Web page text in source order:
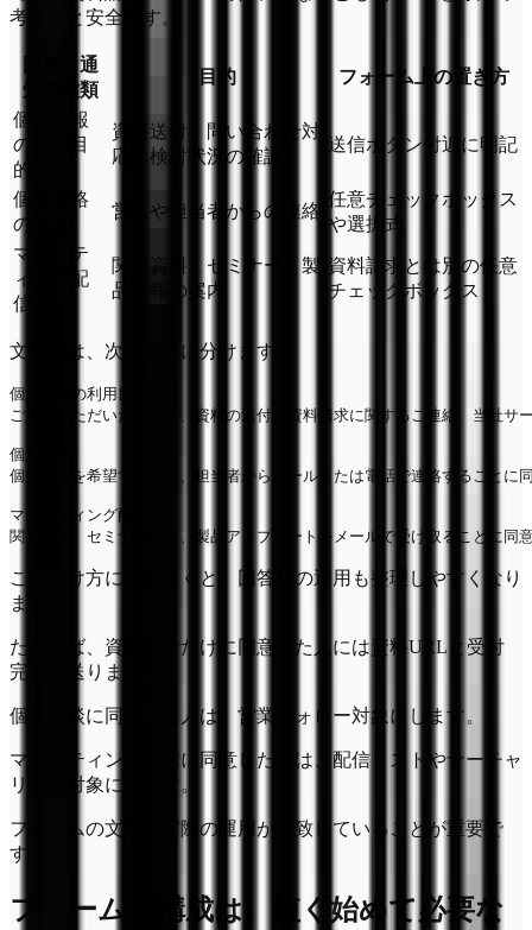
考えると安全です。
同意・通
知の種類
目的 フォーム上の置き方
個人情報
の利用目
的
資料送付、問い合わせ対
応、検討状況の確認
送信ボタン付近に明記
個別連絡
の可否
営業や担当者からの連絡
任意チェックボックス
や選択式
マーケテ
ィング配
信
関連資料、セミナー、製
品情報の案内
資料請求とは別の任意
チェックボックス
文面例は、次のように分けます。
個人情報の利用目的:
ご入力いただいた情報は、資料の送付、資料請求に関するご連絡、当社サ
個別連絡:
個別相談を希望する場合、担当者からメールまたは電話で連絡することに
マーケティング配信:
この分け方にしておくと、回答後の運用も整理しやすくなり
ます。
たとえば、資料送付だけに同意した人には資料URLと受付
完了を送ります。
個別相談に同意した人は、営業フォロー対象にします。
マーケティング配信に同意した人は、配信リストやナーチャ
リング対象にします。
フォームの文面と実際の運用が一致していることが重要で
す。
フォームの構成は、短く始めて必要な